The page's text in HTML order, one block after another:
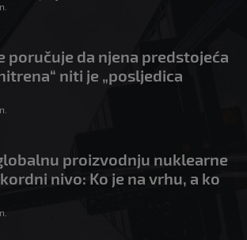
poručuje da njena predstojeća
niti je „posljedica
proizvodnju nuklearne
nivo: Ko je na vrhu, a ko